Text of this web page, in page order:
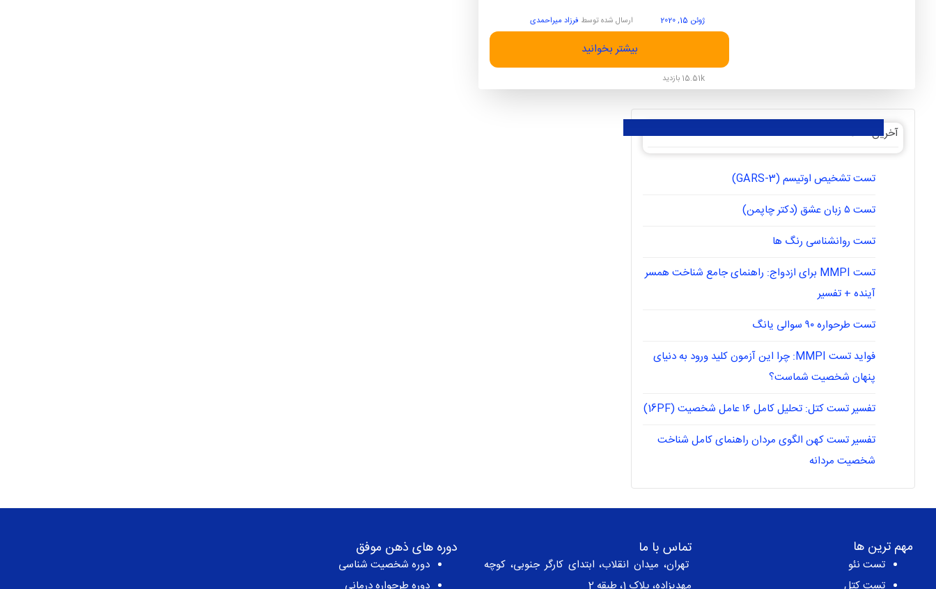
ژوئن 15, 2020 ارسال شده توسط فرزاد میراحمدی
بیشتر بخوانید
آخرین مقالات
تست تشخیص اوتیسم (GARS-3)
تست ۵ زبان عشق (دکتر چاپمن)
تست روانشناسی رنگ ها
تست MMPI برای ازدواج: راهنمای جامع شناخت همسر
آینده + تفسیر
تست طرحواره ۹۰ سوالی یانگ
فواید تست MMPI: چرا این آزمون کلید ورود به دنیای
پنهان شخصیت شماست؟
تفسیر تست کتل: تحلیل کامل ۱۶ عامل شخصیت (16PF)
تفسیر تست کهن الگوی مردان راهنمای کامل شناخت
شخصیت مردانه
مهم ترین ها
تست نئو
تماس با ما
تهران، میدان انقلاب، ابتدای کارگر جنوبی، کوچه
دوره های ذهن موفق
دوره شخصیت شناسی